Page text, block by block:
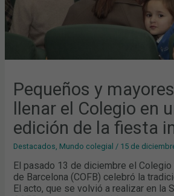
Pequeños y
llenar el Colegio en
edición de la fiesta
Destacados, Mundo colegial / 15 de
El pasado 13 de diciembre el
de Barcelona (COFB) celebró la
El acto, que se volvió a realizar en la